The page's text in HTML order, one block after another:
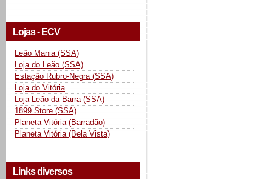
Lojas - ECV
Leão Mania (SSA)
Loja do Leão (SSA)
Estação Rubro-Negra (SSA)
Loja do Vitória
Loja Leão da Barra (SSA)
1899 Store (SSA)
Planeta Vitória (Barradão)
Planeta Vitória (Bela Vista)
Links diversos